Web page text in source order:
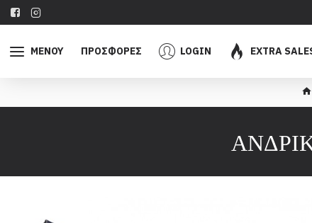
ΜΕΝΟΥ ΠΡΟΣΦΟΡΕΣ LOGIN EXTRA